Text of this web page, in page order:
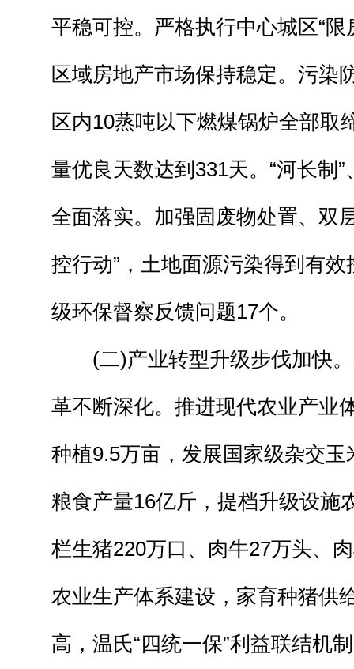
平稳可控。严格执行中心城区“限
区域房地产市场保持稳定。污染
区内10蒸吨以下燃煤锅炉全部取
量优良天数达到331天。“河长制
全面落实。加强固废物处置、双
控行动”，土地面源污染得到有
级环保督察反馈问题17个。
(二)产业转型升级步伐加快。
革不断深化。推进现代农业产业
种植9.5万亩，发展国家级杂交
粮食产量16亿斤，提档升级设施
栏生猪220万口、肉牛27万头、
农业生产体系建设，家育种猪供
高，温氏“四统一保”利益联结机